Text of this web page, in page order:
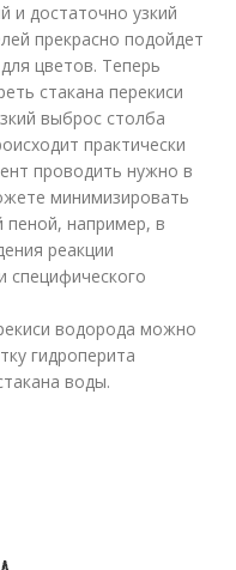
и достаточно узкий
прекрасно подойдет
цветов. Теперь
стакана перекиси
выброс столба
практически
проводить нужно в
минимизировать
пеной, например, в
реакции
специфического
водорода можно
гидроперита
воды.